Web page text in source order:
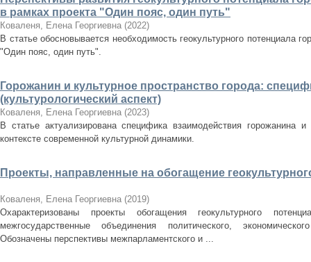
в рамках проекта "Один пояс, один путь"
Коваленя, Елена Георгиевна (2022)
В статье обосновывается необходимость геокультурного потенциала
"Один пояс, один путь".
Горожанин и культурное пространство города:
(культурологический аспект)
Коваленя, Елена Георгиевна (2023)
В статье актуализирована специфика взаимодействия горожанина и
контексте современной культурной динамики.
Проекты, направленные на обогащение
Коваленя, Елена Георгиевна (2019)
Охарактеризованы проекты обогащения геокультурного
межгосударственные объединения политического,
Обозначены перспективы межпарламентского и ...